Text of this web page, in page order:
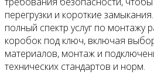
перегрузки и короткие
полный спектр услуг по монтажу
коробок под ключ, включая
материалов, монтаж и
технических стандартов и норм.